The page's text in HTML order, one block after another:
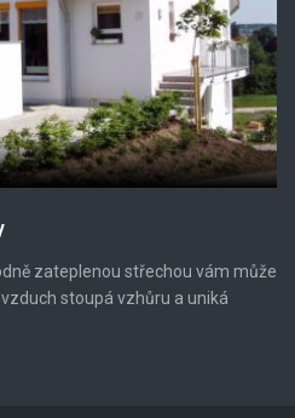
zateplenou střechou vám může
stoupá vzhůru a uniká